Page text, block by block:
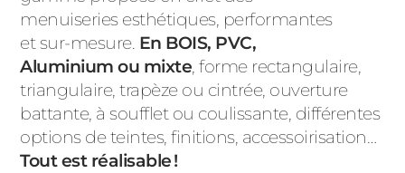
menuiseries esthétiques, performantes
et sur-mesure. En BOIS, PVC,
Aluminium ou mixte, forme rectangulaire,
triangulaire, trapèze ou cintrée, ouverture
battante, à soufflet ou coulissante, différentes
options de teintes, finitions, accessoirisation…
Tout est réalisable !